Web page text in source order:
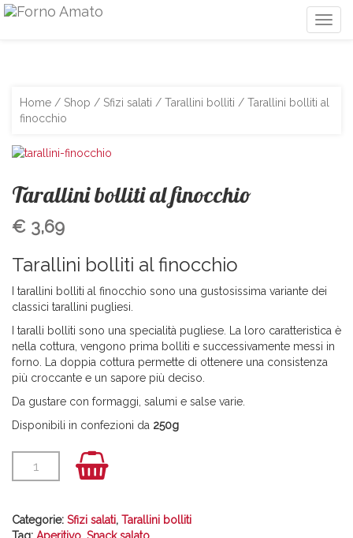
Home / Shop / Sfizi salati / Tarallini bolliti / Tarallini bolliti al
finocchio
Tarallini bolliti al finocchio
€ 3,69
Tarallini bolliti al finocchio
I tarallini bolliti al finocchio sono una gustosissima variante dei
classici tarallini pugliesi.
I taralli bolliti sono una specialità pugliese. La loro caratteristica è
nella cottura, vengono prima bolliti e successivamente messi in
forno. La doppia cottura permette di ottenere una consistenza
più croccante e un sapore più deciso.
Da gustare con formaggi, salumi e salse varie.
Disponibili in confezioni da 250g
Categorie: Sfizi salati, Tarallini bolliti